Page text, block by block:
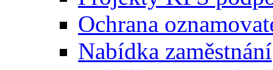
Ochrana
Nabídka zaměstnání